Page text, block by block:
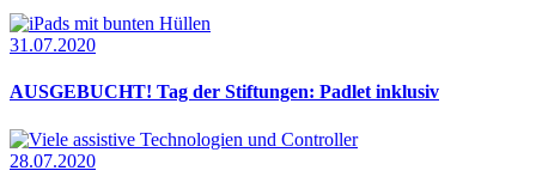
31.07.2020
AUSGEBUCHT! Tag der Stiftungen: Padlet inklusiv
28.07.2020